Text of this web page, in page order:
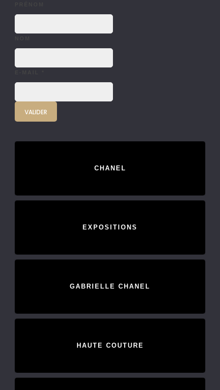
CHANEL
EXPOSITIONS
GABRIELLE CHANEL
HAUTE COUTURE